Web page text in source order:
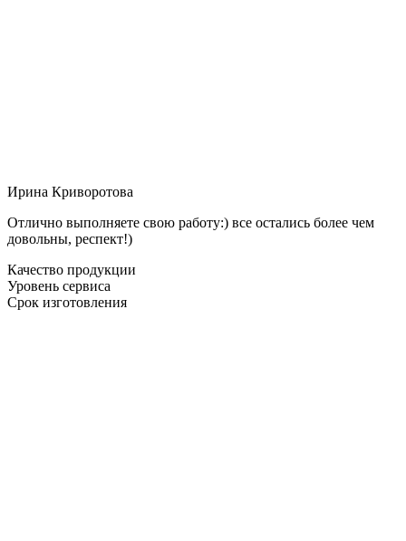
Ирина Криворотова
Отлично выполняете свою работу:) все остались более чем
довольны, респект!)
Качество продукции
Уровень сервиса
Срок изготовления